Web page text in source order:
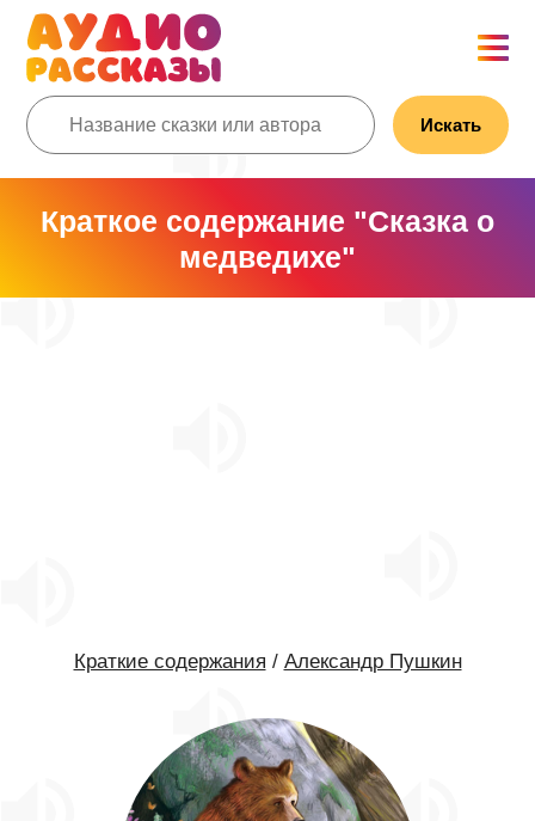
Искать
Краткое содержание "Сказка о
медведихе"
Краткие содержания / Александр Пушкин